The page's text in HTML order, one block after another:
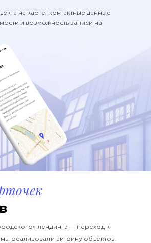
на карте, контактные данные
и возможность записи на
лендинга — переход к
мы реализовали витрину объектов.